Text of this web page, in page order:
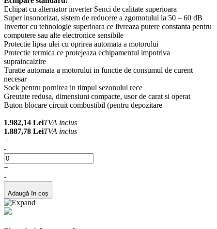
Echipat cu alternator inverter Senci de calitate superioara
Super insonorizat, sistem de reducere a zgomotului la 50 – 60 dB
Invertor cu tehnologie superioara ce livreaza putere constanta pentru
computere sau alte electronice sensibile
Protectie lipsa ulei cu oprirea automata a motorului
Protectie termica ce protejeaza echipamentul impotriva
supraincalzire
Turatie automata a motorului in functie de consumul de curent
necesar
Sock pentru pornirea in timpul sezonului rece
Greutate redusa, dimensiuni compacte, usor de carat si operat
Buton blocare circuit combustibil (pentru depozitare
1.982,14 LeiTVA inclus
1.887,78 LeiTVA inclus
+
-
+
-
Adaugă în coș